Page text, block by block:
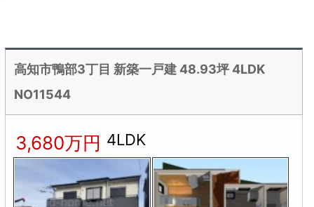
高知市鴨部3丁目 新築一戸建 48.93坪 4LDK
NO11544
3,680万円 4LDK